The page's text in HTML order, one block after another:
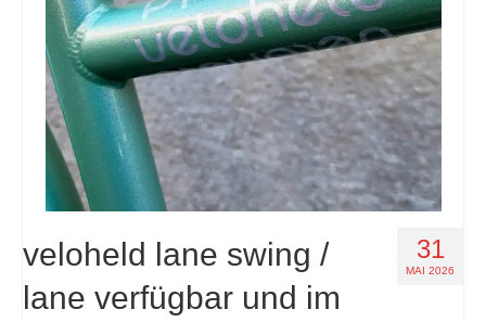
31
MAI 2026
veloheld lane swing /
lane verfügbar und im